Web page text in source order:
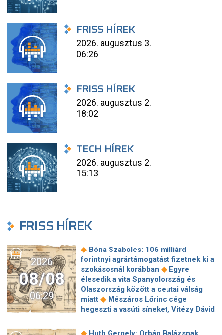
FRISS HÍREK
2026. augusztus 3.
06:26
FRISS HÍREK
2026. augusztus 2.
18:02
TECH HÍREK
2026. augusztus 2.
15:13
FRISS HÍREK
2026
08/08
06:29
◆ Bóna Szabolcs: 106 milliárd
forintnyi agrártámogatást fizetnek ki a
szokásosnál korábban ◆ Egyre
élesedik a vita Spanyolország és
Olaszország között a ceutai válság
miatt ◆ Mészáros Lőrinc cége
hegeszti a vasúti síneket, Vitézy Dávid
tesz a Bosnyák téri irodakomplexum
◆ Huth Gergely: Orbán Balázsnak